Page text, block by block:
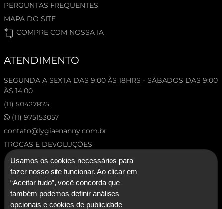
PERGUNTAS FREQUENTES
MAPA DO SITE
COMPRE COM NOSSA IA
ATENDIMENTO
SEGUNDA A SEXTA DAS 9:00 ÀS 18HRS - SÁBADOS DAS 9:00
ÀS 14:00
(11) 50427875
(11) 975153057
contato@lygiaenanny.com.br
TROCAS E DEVOLUÇÕES
Usamos os cookies necessários para
fazer nosso site funcionar. Ao clicar em
“Aceitar tudo”, você concorda que
também podemos definir análises
opcionais e cookies de publicidade